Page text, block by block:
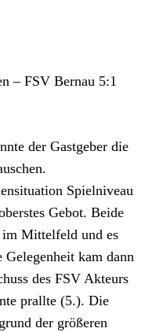
– FSV Bernau 5:1
der Gastgeber die
Spielniveau
Gebot. Beide
im Mittelfeld und es
Gelegenheit kam dann
des FSV Akteurs
prallte (5.). Die
der größeren